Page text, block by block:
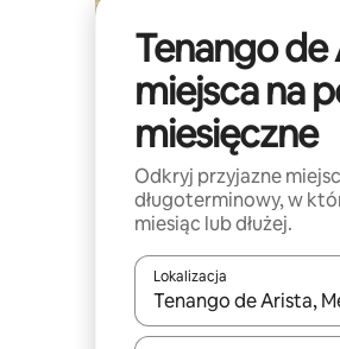
Tenango de
miejsca na
miesięczne
Odkryj przyjazne
długoterminowy, w
miesiąc lub dłużej.
Lokalizacja
Gdy wyniki będą